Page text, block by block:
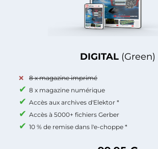
DIGITAL (Green)
8 x magazine imprimé
8 x magazine numérique
Accès aux archives d'Elektor *
Accès à 5000+ fichiers Gerber
10 % de remise dans l'e-choppe *